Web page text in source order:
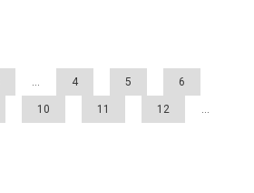
… 4 5 6
10 11 12 …